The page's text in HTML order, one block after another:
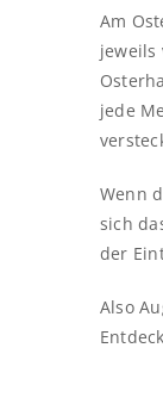
Am
jeweils
jede
Wenn
sich
der
Also